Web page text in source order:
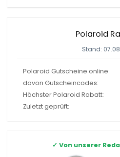
Polaroid
Stand:
Polaroid Gutscheine online:
davon Gutscheincodes:
Höchster Polaroid Rabatt:
Zuletzt geprüft:
✓ Von unserer